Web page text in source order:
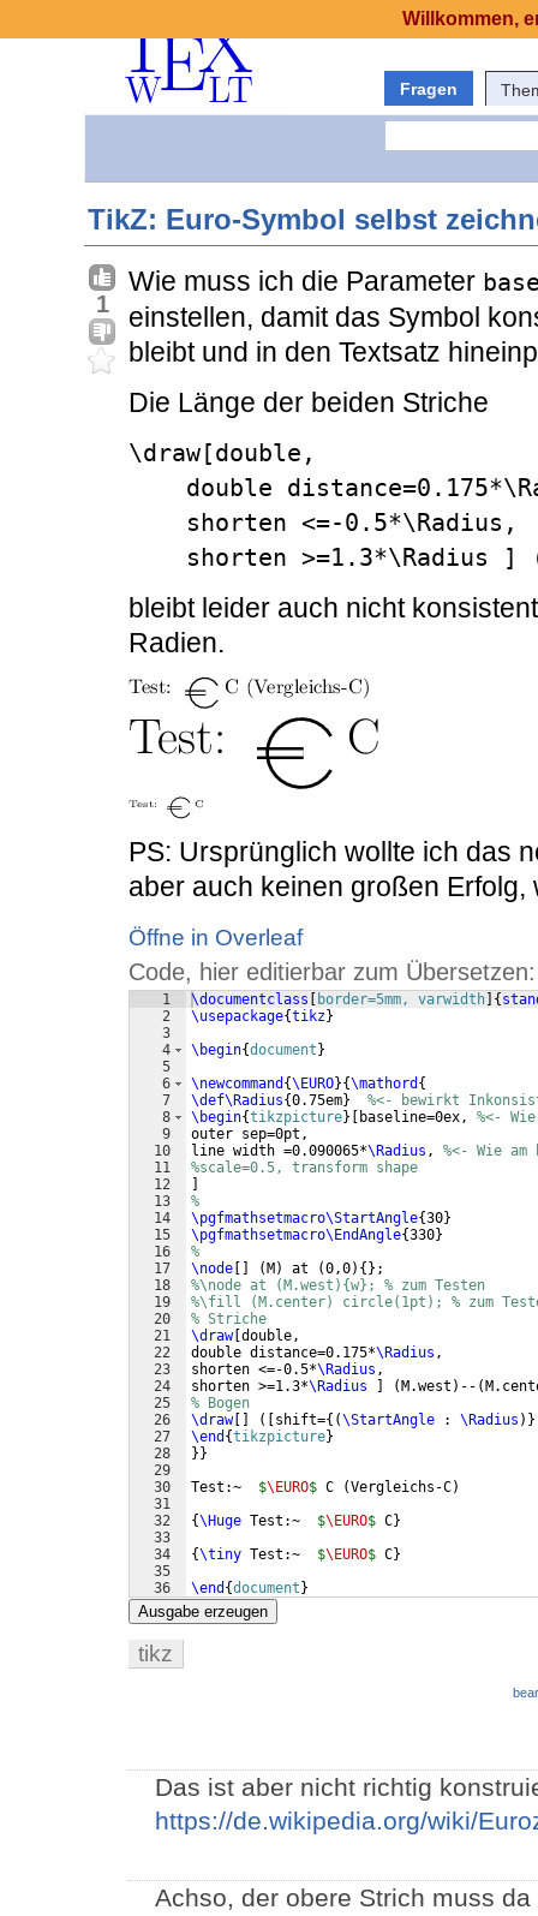
Fragen
TikZ: Euro-Symbol selbst
1
Wie muss ich die Parameter
einstellen, damit das Symbol
bleibt und in den Textsatz
Die Länge der beiden Striche
\draw[double,
shorten >=1.3*\Radius
bleibt leider auch nicht
Radien.
PS: Ursprünglich wollte ich das
aber auch keinen großen
Öffne in Overleaf
Code, hier editierbar zum Übersetzen:
1
2
3
4
5
6
7
8
9
10
11
12
13
14
15
16
17
18
19
20
21
22
23
24
25
26
27
28
29
30
31
32
33
34
35
36
\documentclass border=5mm, varwidth {
\usepackage{tikz}
\begin{document }
\newcommand {\EURO}{\mathord {
\def\Radius{0.75em}
%<- bewirkt
\begin{tikzpicture} baseline=0ex, %<-
outer sep=0pt,
line width =0.090065*\Radius , %<- Wie
%scale=0.5, transform shape
%
\pgfmathsetmacro\StartAngle{30}
\pgfmathsetmacro\EndAngle{330}
%
\node
( M ) at (0,0) { } ;
%\node at (M.west){w}; % zum Testen
%\fill (M.center) circle(1pt); % zum
% Striche
\draw[ double,
double distance=0.175*\Radius ,
shorten <=-0.5*\Radius ,
shorten >=1.3*\Radius ( M.west ) -- (
% Bogen
\draw[ ([ shift={(\StartAngle : \Radius
\end {tikzpicture}
}}
Test:~ $\EURO$ C (Vergleichs-C)
{\Huge Test:~ $\EURO$ C}
{\tiny Test:~ $\EURO$ C}
\end {document }
Ausgabe erzeugen
tikz
Das ist aber nicht richtig
https://de.wikipedia.org/wiki/
Achso, der obere Strich muss
Willkommen,